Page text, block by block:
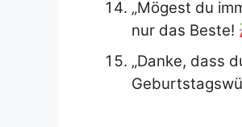
„Mögest du
nur das Beste!
„Danke, dass